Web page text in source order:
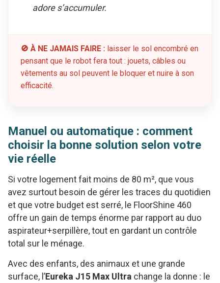
adore s’accumuler.
🚫 À NE JAMAIS FAIRE : laisser le sol encombré en
pensant que le robot fera tout : jouets, câbles ou
vêtements au sol peuvent le bloquer et nuire à son
efficacité.
Manuel ou automatique : comment
choisir la bonne solution selon votre
vie réelle
Si votre logement fait moins de 80 m², que vous
avez surtout besoin de gérer les traces du quotidien
et que votre budget est serré, le FloorShine 460
offre un gain de temps énorme par rapport au duo
aspirateur+serpillère, tout en gardant un contrôle
total sur le ménage.
Avec des enfants, des animaux et une grande
surface, l’Eureka J15 Max Ultra change la donne : le